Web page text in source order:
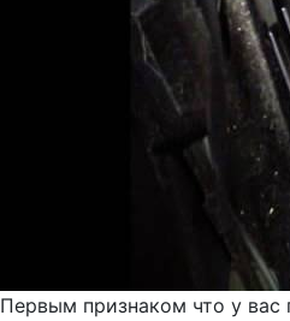
Первым признаком что у вас